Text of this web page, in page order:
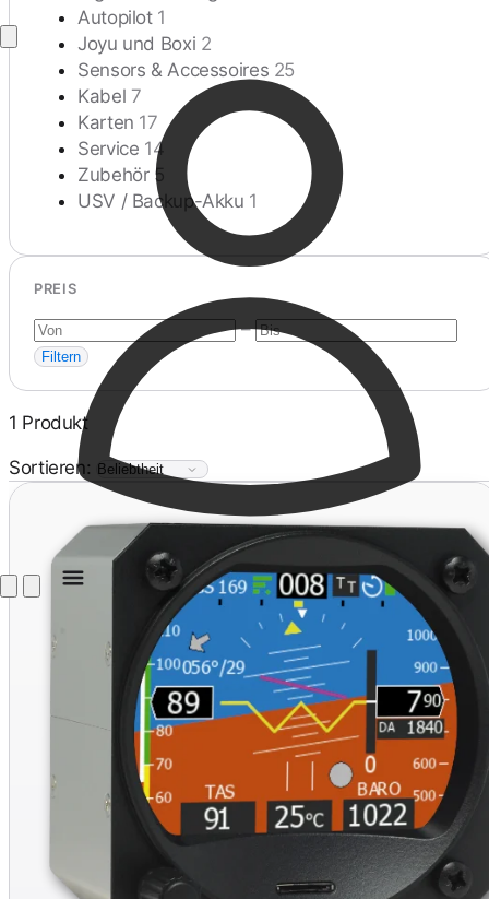
Autopilot 1
Joyu und Boxi 2
Sensors & Accessoires 25
Kabel 7
Karten 17
Service 14
Zubehör 5
USV / Backup-Akku 1
PREIS
–
Filtern
1 Produkt
Sortieren: